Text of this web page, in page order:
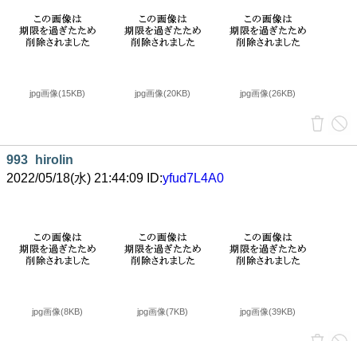
jpg画像(15KB) jpg画像(20KB) jpg画像(26KB)
993
hirolin
2022/05/18(水) 21:44:09 ID:yfud7L4A0
jpg画像(8KB) jpg画像(7KB) jpg画像(39KB)